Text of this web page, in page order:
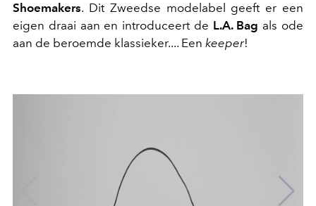
Shoemakers. Dit Zweedse modelabel geeft er een
eigen draai aan en introduceert de L.A. Bag als ode
aan de beroemde klassieker.... Een keeper!